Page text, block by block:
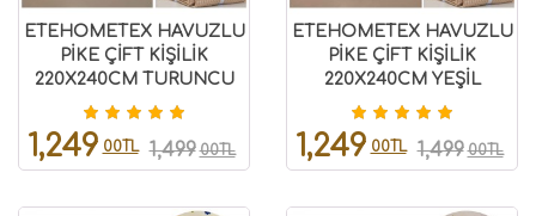
ETEHOMETEX HAVUZLU
PİKE ÇİFT KİŞİLİK
220X240CM TURUNCU
8696474231655
1,249 00TL 1,499 00TL
ETEHOMETEX HAVUZLU
PİKE ÇİFT KİŞİLİK
220X240CM YEŞİL
8696474231847
1,249 00TL 1,499 00TL